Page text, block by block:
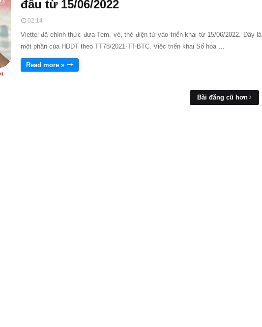
đầu từ 15/06/2022
02:14
Viettel đã chính thức đưa Tem, vé, thẻ điện tử vào triển khai từ 15/06/2022. Đây là
một phần của HDDT theo TT78/2021-TT-BTC. Việc triển khai Số hóa …
Read more »
Bài đăng cũ hơn